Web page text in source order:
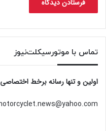
تماس با موتورسیکلت‌نیوز
اولین و تنها رسانه برخط